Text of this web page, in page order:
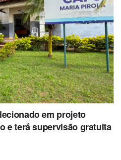
em projeto
e terá supervisão gratuita